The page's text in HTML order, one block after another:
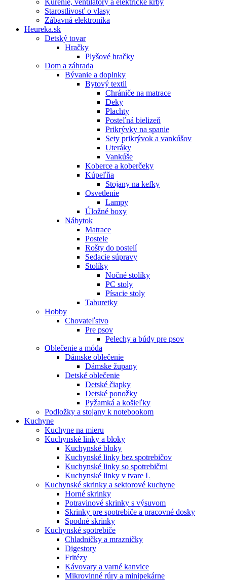
Starostlivosť o vlasy
Zábavná elektronika
Heureka.sk
Detský tovar
Hračky
Plyšové hračky
Dom a záhrada
Bývanie a doplnky
Bytový textil
Chrániče na matrace
Deky
Plachty
Posteľná bielizeň
Prikrývky na spanie
Sety prikrývok a vankúšov
Uteráky
Vankúše
Koberce a koberčeky
Kúpeľňa
Stojany na kefky
Osvetlenie
Lampy
Úložné boxy
Nábytok
Matrace
Postele
Rošty do postelí
Sedacie súpravy
Stolíky
Nočné stolíky
PC stoly
Písacie stoly
Taburetky
Hobby
Chovateľstvo
Pre psov
Pelechy a búdy pre psov
Oblečenie a móda
Dámske oblečenie
Dámske župany
Detské oblečenie
Detské čiapky
Detské ponožky
Pyžamká a košieľky
Podložky a stojany k notebookom
Kuchyne
Kuchyne na mieru
Kuchynské linky a bloky
Kuchynské bloky
Kuchynské linky bez spotrebičov
Kuchynské linky so spotrebičmi
Kuchynské linky v tvare L
Kuchynské skrinky a sektorové kuchyne
Horné skrinky
Potravinové skrinky s výsuvom
Skrinky pre spotrebiče a pracovné dosky
Spodné skrinky
Kuchynské spotrebiče
Chladničky a mrazničky
Digestory
Fritézy
Kávovary a varné kanvice
Mikrovlnné rúry a minipekárne